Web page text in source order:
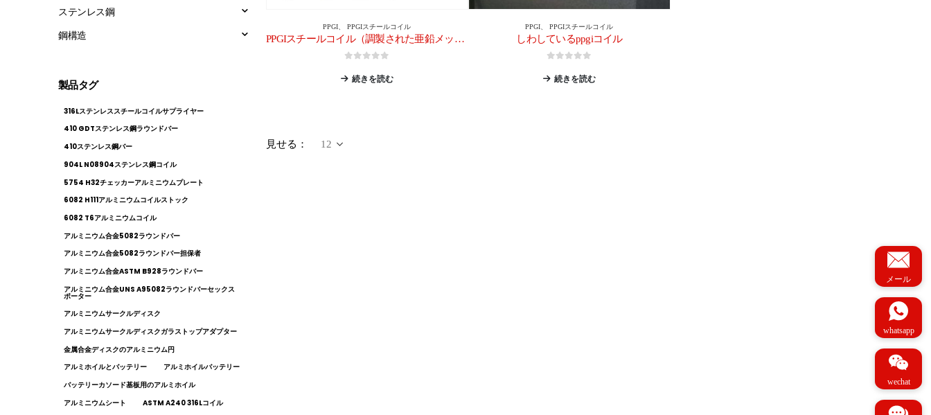
PPGI 、PPGIスチールコイル
PPGIスチールコイル（調製された亜鉛メッキスチールコイル）
続きを読む
PPGI 、PPGIスチールコイル
しわしているppgiコイル
続きを読む
見せる：
ステンレス鋼
鋼構造
製品タグ
316Lステンレススチールコイルサプライヤー
410 GDTステンレス鋼ラウンドバー
410ステンレス鋼バー
904L N08904ステンレス鋼コイル
5754 H32チェッカーアルミニウムプレート
6082 H111アルミニウムコイルストック
6082 T6アルミニウムコイル
アルミニウム合金5082ラウンドバー
アルミニウム合金5082ラウンドバー担保者
アルミニウム合金ASTM B928ラウンドバー
アルミニウム合金UNS A95082ラウンドバーセックス
ポーター
アルミニウムサークルディスク
アルミニウムサークルディスクガラストップアダプター
金属合金ディスクのアルミニウム円
アルミホイルとバッテリー
アルミホイルバッテリー
バッテリーカソード基板用のアルミホイル
アルミニウムシート
ASTM A240 316Lコイル
メール
whatsapp
wechat